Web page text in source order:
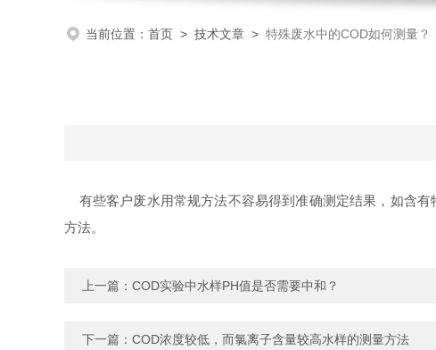
当前位置： 首页 > 技术文章 > 特殊废水中的COD如何测量？
有些客户废水用常规方法不容易得到准确测定结果，如含
方法。
上一篇： COD实验中水样PH值是否需要中和？
下一篇： COD浓度较低，而氯离子含量较高水样的测量方法